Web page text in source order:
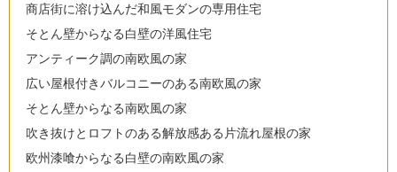
商店街に溶け込んだ和風モダンの専用住宅
そとん壁からなる白壁の洋風住宅
アンティーク調の南欧風の家
広い屋根付きバルコニーのある南欧風の家
そとん壁からなる南欧風の家
吹き抜けとロフトのある解放感ある片流れ屋根の家
欧州漆喰からなる白壁の南欧風の家